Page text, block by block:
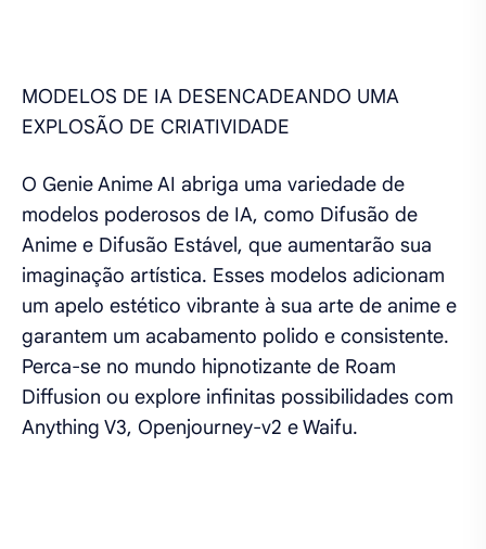
MODELOS DE IA DESENCADEANDO UMA
EXPLOSÃO DE CRIATIVIDADE
O Genie Anime AI abriga uma variedade de
modelos poderosos de IA, como Difusão de
Anime e Difusão Estável, que aumentarão sua
imaginação artística. Esses modelos adicionam
um apelo estético vibrante à sua arte de anime e
garantem um acabamento polido e consistente.
Perca-se no mundo hipnotizante de Roam
Diffusion ou explore infinitas possibilidades com
Anything V3, Openjourney-v2 e Waifu.